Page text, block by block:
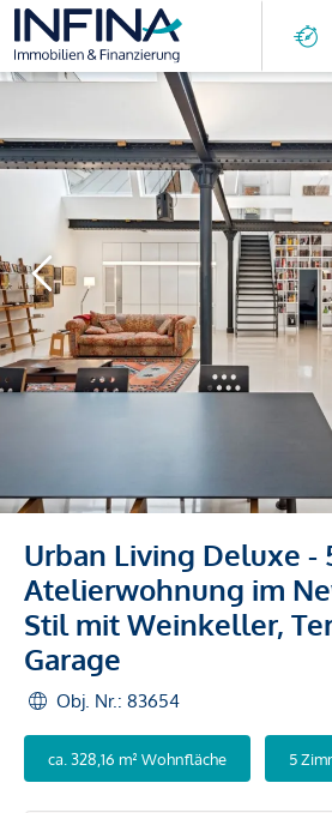
Urban Living Deluxe -
Atelierwohnung im
Stil mit Weinkeller,
Garage
Obj. Nr.: 83654
ca. 328,16 m² Wohnfläche 5